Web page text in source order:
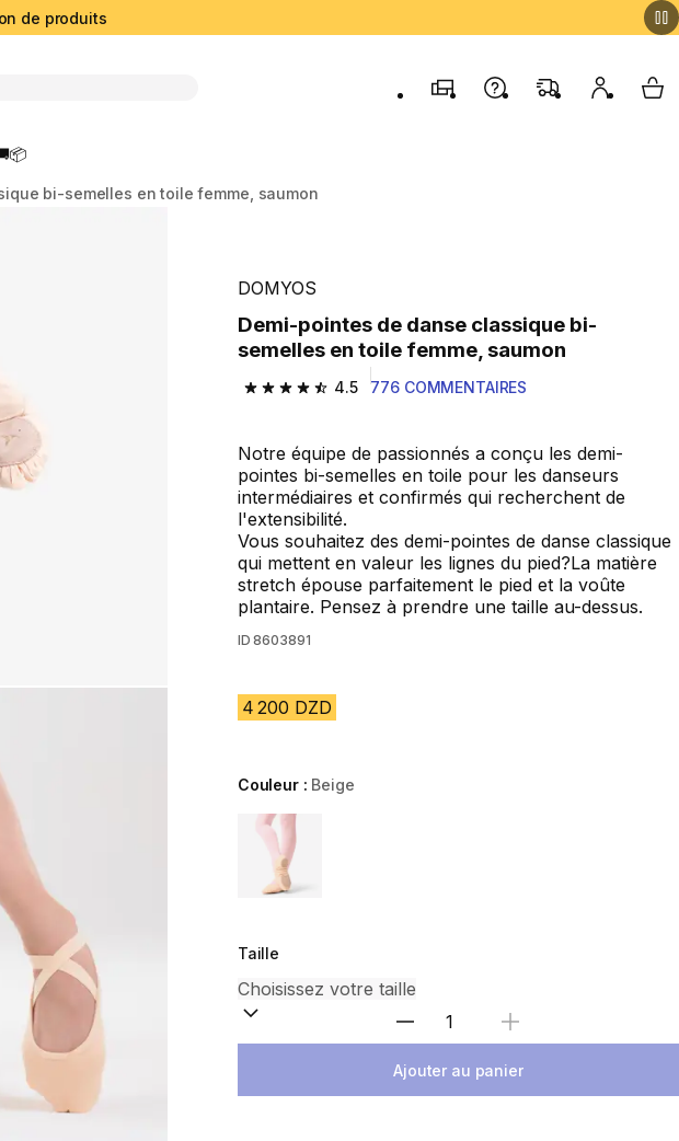
de produits
MagasinsContactez-nous
FAQ Mon My
bi-semelles en toile femme, saumon
DOMYOS
Demi-pointes de danse classique bi-
semelles en toile femme, saumon
4.5
4.5 out of 5 stars from 776 reviews
776 COMMENTAIRES
Notre équipe de passionnés a conçu les demi-
pointes bi-semelles en toile pour les danseurs
intermédiaires et confirmés qui recherchent de
l'extensibilité.
Vous souhaitez des demi-pointes de danse classique
qui mettent en valeur les lignes du pied?La matière
stretch épouse parfaitement le pied et la voûte
plantaire. Pensez à prendre une taille au-dessus.
ID 8603891
4 200 DZD
Couleur : Beige
Choose a variant
Taille
Sélectionnez la quantité
Ajouter au panier